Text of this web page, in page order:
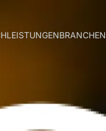
LEISTUNGENBRANCHEN